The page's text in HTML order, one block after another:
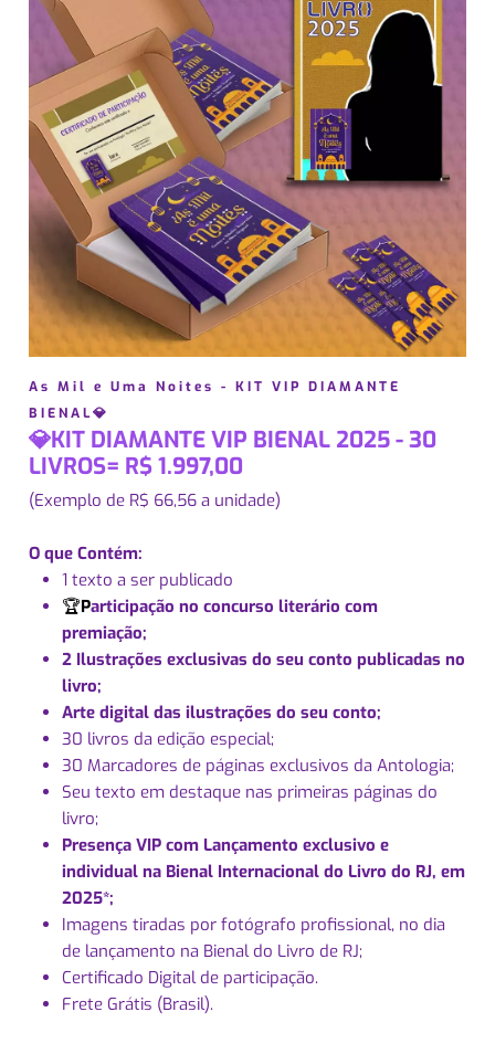
As Mil e Uma Noites - KIT VIP DIAMANTE
BIENAL💎
💎KIT DIAMANTE VIP BIENAL 2025 - 30
LIVROS= R$ 1.997,00
(Exemplo de R$ 66,56 a unidade)
O que Contém:
1 texto a ser publicado
🏆Participação no concurso literário com
premiação;
2 Ilustrações exclusivas do seu conto publicadas no
livro;
Arte digital das ilustrações do seu conto;
30 livros da edição especial;
30 Marcadores de páginas exclusivos da Antologia;
Seu texto em destaque nas primeiras páginas do
livro;
Presença VIP com Lançamento exclusivo e
individual na Bienal Internacional do Livro do RJ, em
2025*;
Imagens tiradas por fotógrafo profissional, no dia
de lançamento na Bienal do Livro de RJ;
Certificado Digital de participação.
Frete Grátis (Brasil).